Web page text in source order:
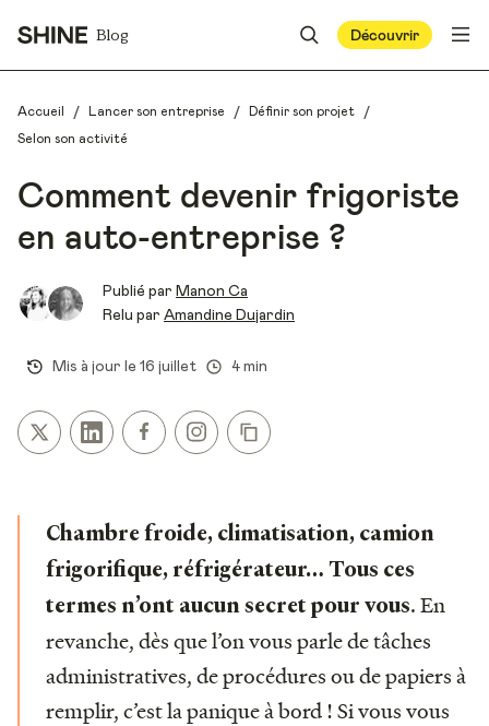
Blog Découvrir
Accueil / Lancer son entreprise / Définir son projet /
Selon son activité
Comment devenir frigoriste
en auto-entreprise ?
Publié par Manon Ca
Relu par Amandine Dujardin
Mis à jour le 16 juillet 4 min
Chambre froide, climatisation, camion
frigorifique, réfrigérateur… Tous ces
termes n’ont aucun secret pour vous. En
revanche, dès que l’on vous parle de tâches
administratives, de procédures ou de papiers à
remplir, c’est la panique à bord ! Si vous vous